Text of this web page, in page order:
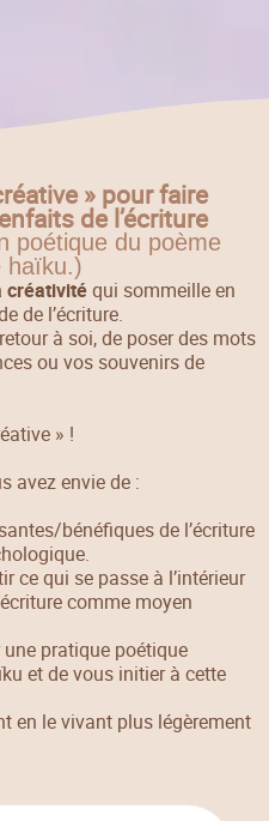
» pour faire
de l’écriture
poétique du poème
haïku.)
créativitéqui sommeille en
de l’écriture.
à soi, de poser des mots
ou vos souvenirs de
» !
avez envie de :
bénéfiques de l’écriture
ce qui se passe à l’intérieur
comme moyen
pratique poétique
et de vous initier à cette
en le vivant plus légèrement